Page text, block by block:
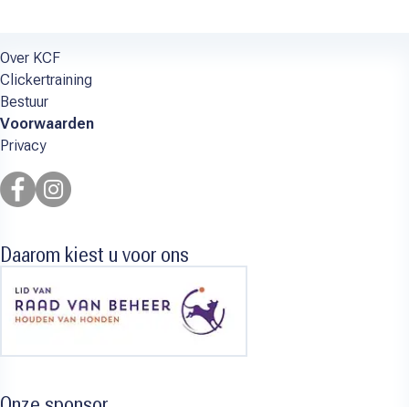
Over KCF
Clickertraining
Bestuur
Voorwaarden
Privacy
Daarom kiest u voor ons